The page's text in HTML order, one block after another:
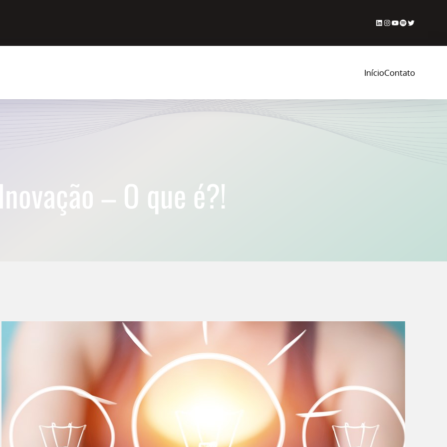
LinkedIn
Instagram
Youtube
Spotify
Twitter
InícioContato
Inovação – O que é?!